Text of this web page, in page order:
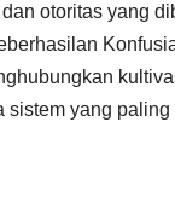
otoritas yang
sistem yang